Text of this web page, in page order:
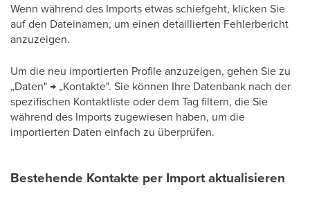
Wenn während des Imports etwas schiefgeht, klicken Sie
auf den Dateinamen, um einen detaillierten Fehlerbericht
anzuzeigen.
Um die neu importierten Profile anzuzeigen, gehen Sie zu
„Daten" → „Kontakte". Sie können Ihre Datenbank nach der
spezifischen Kontaktliste oder dem Tag filtern, die Sie
während des Imports zugewiesen haben, um die
importierten Daten einfach zu überprüfen.
Bestehende Kontakte per Import aktualisieren